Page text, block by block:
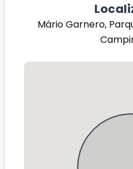
Mário Garnero,